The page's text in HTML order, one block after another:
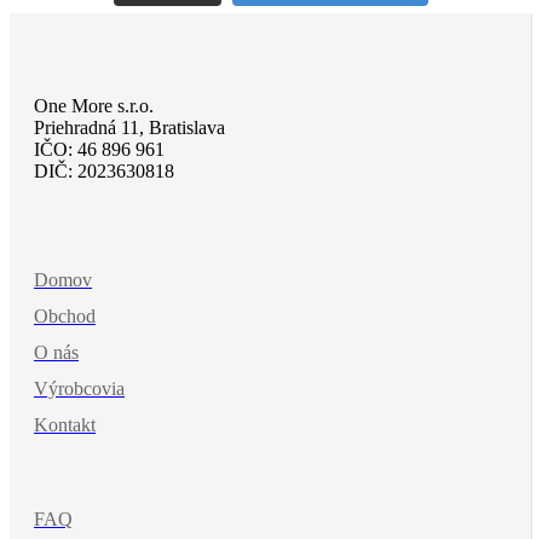
One More s.r.o.
Priehradná 11, Bratislava
IČO: 46 896 961
DIČ: 2023630818
Domov
Obchod
O nás
Výrobcovia
Kontakt
FAQ